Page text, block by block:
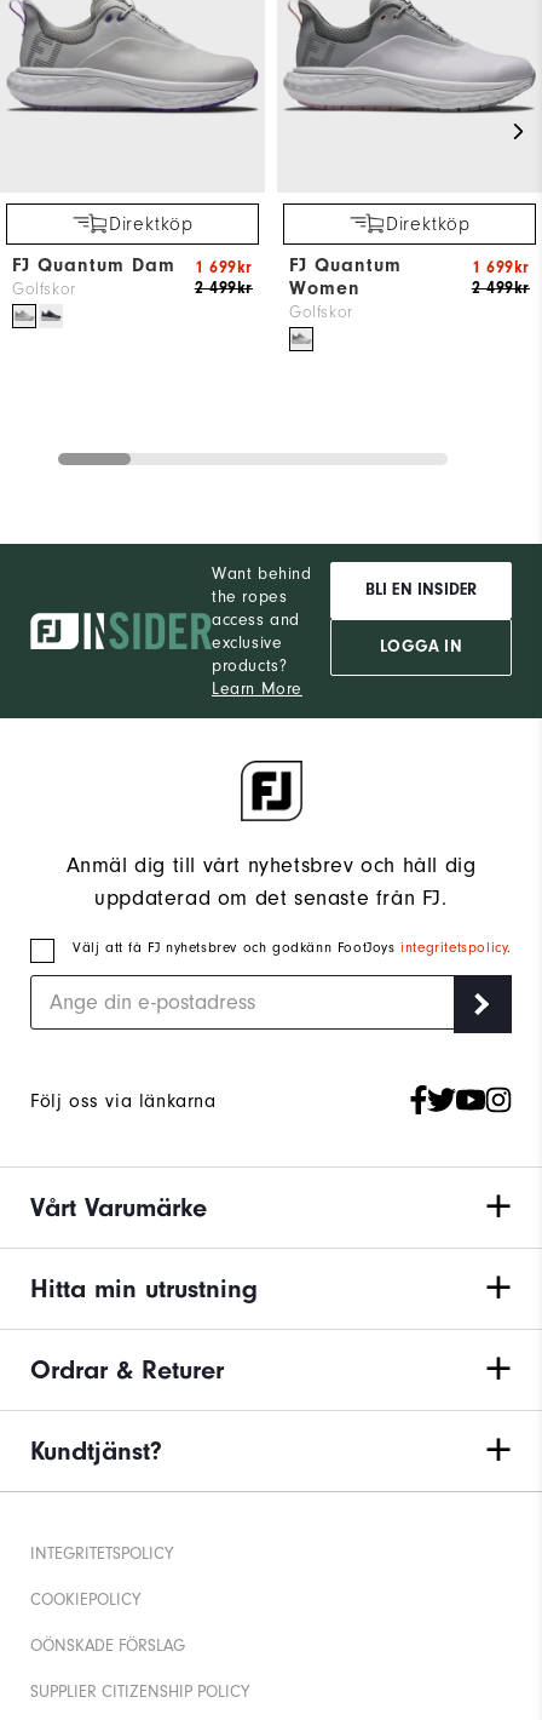
Direktköp
FJ Quantum Dam
Golfskor 2 499kr
1 699kr
Direktköp
FJ Quantum
Women
Golfskor
2 499kr
1 699kr
Want behind
the ropes
access and
exclusive
products?
Learn More
BLI EN INSIDER
LOGGA IN
Anmäl dig till vårt nyhetsbrev och håll dig
uppdaterad om det senaste från FJ.
Välj att få FJ nyhetsbrev och godkänn FootJoysintegritetspolicy.
Följ oss via länkarna
Vårt Varumärke
Hitta min utrustning
Ordrar & Returer
Kundtjänst?
INTEGRITETSPOLICY
COOKIEPOLICY
OÖNSKADE FÖRSLAG
SUPPLIER CITIZENSHIP POLICY